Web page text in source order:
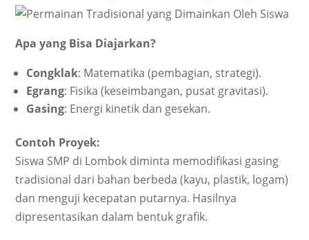
Apa yang Bisa Diajarkan?
Congklak: Matematika (pembagian, strategi).
Egrang: Fisika (keseimbangan, pusat gravitasi).
Gasing: Energi kinetik dan gesekan.
Contoh Proyek:
Siswa SMP di Lombok diminta memodifikasi gasing
tradisional dari bahan berbeda (kayu, plastik, logam)
dan menguji kecepatan putarnya. Hasilnya
dipresentasikan dalam bentuk grafik.